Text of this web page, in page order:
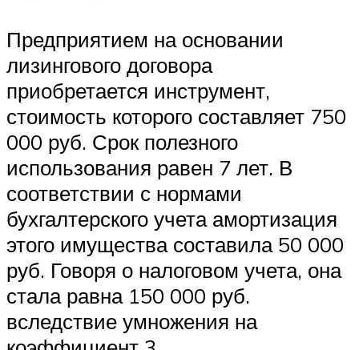
Предприятием на основании
лизингового договора
приобретается инструмент,
стоимость которого составляет 750
000 руб. Срок полезного
использования равен 7 лет. В
соответствии с нормами
бухгалтерского учета амортизация
этого имущества составила 50 000
руб. Говоря о налоговом учета, она
стала равна 150 000 руб.
вследствие умножения на